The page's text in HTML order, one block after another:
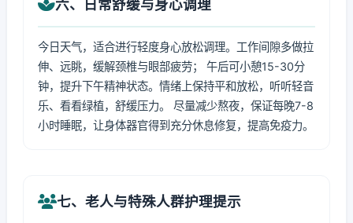
六、日常舒缓与身心调理
今日天气，适合进行轻度身心放松调理。工作间隙多做拉
伸、远眺，缓解颈椎与眼部疲劳； 午后可小憩15-30分
钟，提升下午精神状态。情绪上保持平和放松，听听轻音
乐、看看绿植，舒缓压力。 尽量减少熬夜，保证每晚7-8
小时睡眠，让身体器官得到充分休息修复，提高免疫力。
七、老人与特殊人群护理提示